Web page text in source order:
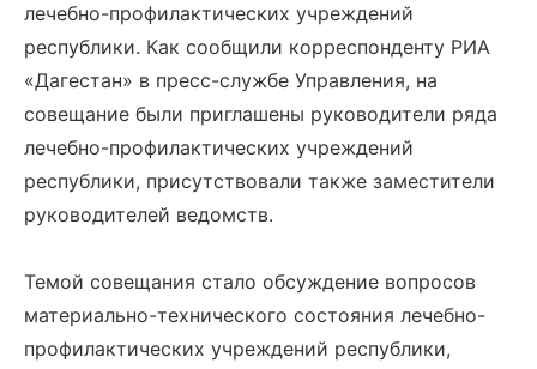
лечебно-профилактических учреждений
республики. Как сообщили корреспонденту РИА
«Дагестан» в пресс-службе Управления, на
совещание были приглашены руководители ряда
лечебно-профилактических учреждений
республики, присутствовали также заместители
руководителей ведомств.
Темой совещания стало обсуждение вопросов
материально-технического состояния лечебно-
профилактических учреждений республики,